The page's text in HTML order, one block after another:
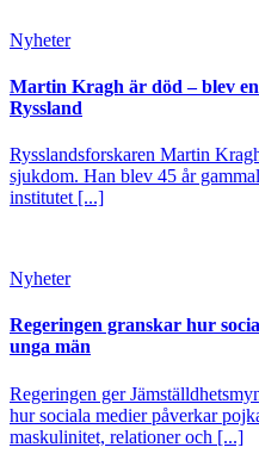
Nyheter
Martin Kragh är död – blev
Ryssland
Rysslandsforskaren Martin
sjukdom. Han blev 45 år
institutet [...]
Nyheter
Regeringen granskar hur
unga män
Regeringen ger
hur sociala medier påverkar
maskulinitet, relationer och [...]